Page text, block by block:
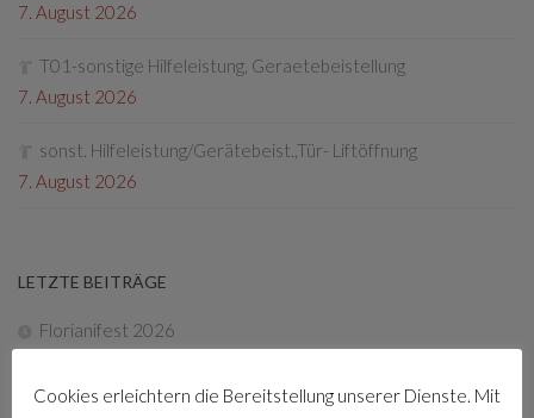
7. August 2026
T01-sonstige Hilfeleistung, Geraetebeistellung
7. August 2026
sonst. Hilfeleistung/Gerätebeist.,Tür- Liftöffnung
7. August 2026
LETZTE BEITRÄGE
Florianifest 2026
Cookies erleichtern die Bereitstellung unserer Dienste. Mit